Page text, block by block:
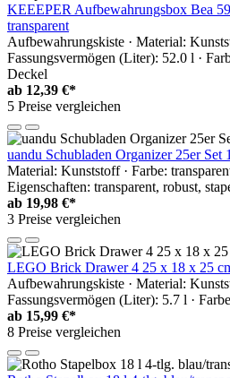
KEEEPER Aufbewahrungsbox Bea
transparent
Aufbewahrungskiste · Material:
Fassungsvermögen (Liter): 52.0 l ·
Deckel
ab 12,39 €*
5 Preise vergleichen
uandu Schubladen Organizer 25er Set
Material: Kunststoff · Farbe:
Eigenschaften: transparent, robust,
ab 19,98 €*
3 Preise vergleichen
LEGO Brick Drawer 4 25 x 18 x 25
Aufbewahrungskiste · Material:
Fassungsvermögen (Liter): 5.7 l ·
ab 15,99 €*
8 Preise vergleichen